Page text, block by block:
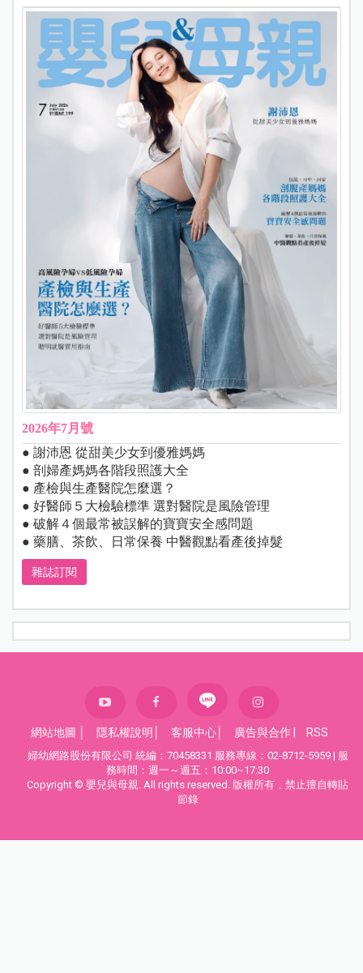
2026年7月號
● 謝沛恩 從甜美少女到優雅媽媽
● 剖婦產媽媽各階段照護大全
● 產檢與生產醫院怎麼選？
● 好醫師５大檢驗標準 選對醫院是風險管理
● 破解４個最常被誤解的寶寶安全感問題
● 藥膳、茶飲、日常保養 中醫觀點看產後掉髮
雜誌訂閱
網站地圖 隱私權說明 客服中心 廣告與合作 RSS
婦幼網路股份有限公司 統編：70458331 服務專線：02-8712-5959 | 服
務時間：週一～週五：10:00~17:30
Copyright © 嬰兒與母親. All rights reserved. 版權所有，禁止擅自轉貼
節錄